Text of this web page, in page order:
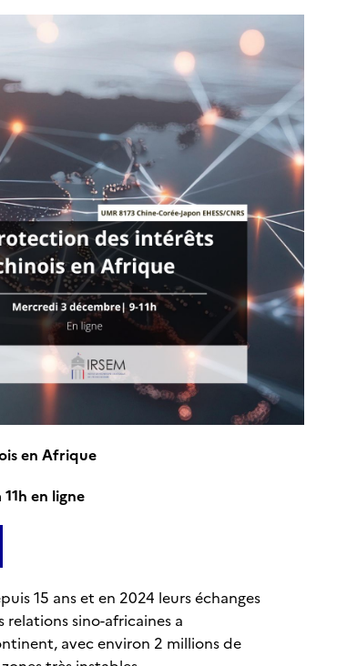
en Afrique
en ligne
15 ans et en 2024 leurs échanges
relations sino-africaines a
avec environ 2 millions de